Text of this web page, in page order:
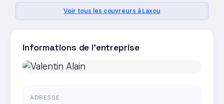
Voir tous les couvreurs à Laxou
Informations de l'entreprise
ADRESSE